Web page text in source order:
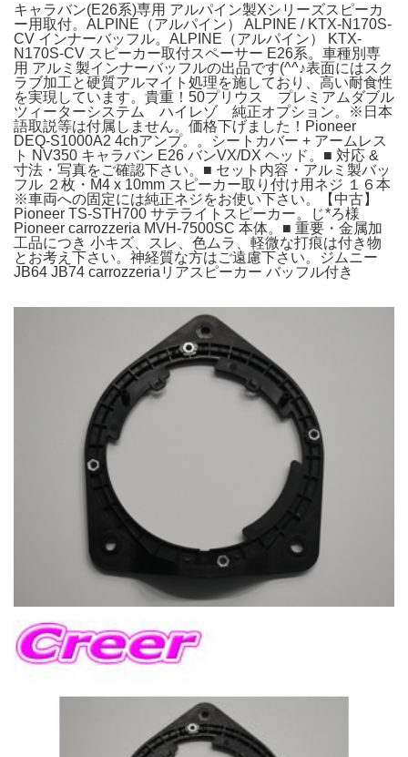
キャラバン(E26系)専用 アルパイン製Xシリーズスピーカ
ー用取付。ALPINE（アルパイン） ALPINE / KTX-N170S-
CV インナーバッフル。ALPINE（アルパイン） KTX-
N170S-CV スピーカー取付スペーサー E26系。車種別専
用 アルミ製インナーバッフルの出品です(^^♪表面にはスク
ラブ加工と硬質アルマイト処理を施しており、高い耐食性
を実現しています。貴重！50プリウス プレミアムダブル
ツィーターシステム ハイレゾ 純正オプション。※日本
語取説等は付属しません。価格下げました！Pioneer
DEQ-S1000A2 4chアンプ。。シートカバー + アームレス
ト NV350 キャラバン E26 バンVX/DX ヘッド。■ 対応 &
寸法・写真をご確認下さい。■ セット内容・アルミ製バッ
フル ２枚・M4 x 10mm スピーカー取り付け用ネジ １６本
※車両への固定には純正ネジをお使い下さい。【中古】
Pioneer TS-STH700 サテライトスピーカー。じ*ろ様
Pioneer carrozzeria MVH-7500SC 本体。■ 重要・金属加
工品につき 小キズ、スレ、色ムラ、軽微な打痕は付き物
とお考え下さい。神経質な方はご遠慮下さい。ジムニー
JB64 JB74 carrozzeriaリアスピーカー バッフル付き